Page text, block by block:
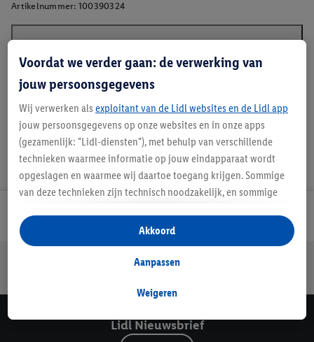
Artikelnummer: 100390324
Beschrijving
Lidl Nieuwsbrief
Jouw voordelen bij ons als Lidl webshop klant
Lidl Nieuwsbrief
Voordat we verder gaan: de verwerking van
jouw persoonsgegevens
Wij verwerken als exploitant van de Lidl websites en de Lidl app
jouw persoonsgegevens op onze websites en in onze apps
(gezamenlijk: "Lidl-diensten"), met behulp van verschillende
technieken waarmee informatie op jouw eindapparaat wordt
opgeslagen en waarmee wij daartoe toegang krijgen. Sommige
van deze technieken zijn technisch noodzakelijk, en sommige
opslaan van voorkeursinstellingen, het verzamelen en
analyseren van statistieken of voor het tonen van
gepersonaliseerde reclame binnen en buiten de Lidl-diensten.
gegevens over jouw aankoopgedrag in de winkel ook voor de
Als je hier toestemming geeft aan ons voor het personaliseren
Weigeren
Aanpassen
Akkoord